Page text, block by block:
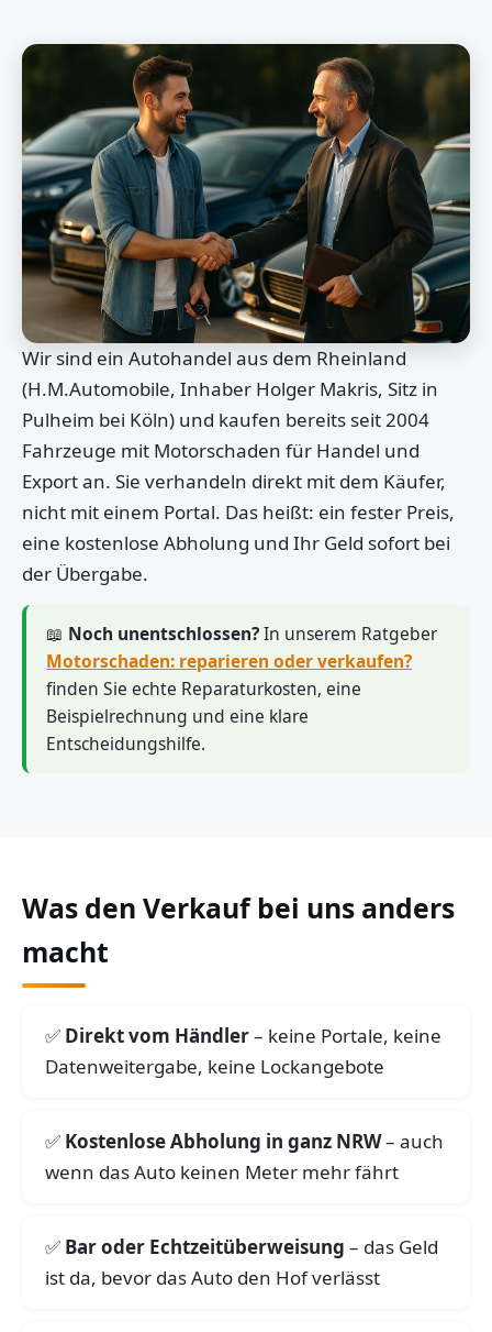
Wir sind ein Autohandel aus dem Rheinland
(H.M.Automobile, Inhaber Holger Makris, Sitz in
Pulheim bei Köln) und kaufen bereits seit 2004
Fahrzeuge mit Motorschaden für Handel und
Export an. Sie verhandeln direkt mit dem Käufer,
nicht mit einem Portal. Das heißt: ein fester Preis,
eine kostenlose Abholung und Ihr Geld sofort bei
der Übergabe.
📖 Noch unentschlossen?In unserem Ratgeber
Motorschaden: reparieren oder verkaufen?
finden Sie echte Reparaturkosten, eine
Beispielrechnung und eine klare
Entscheidungshilfe.
Was den Verkauf bei uns anders
macht
Direkt vom Händler– keine Portale, keine
Datenweitergabe, keine Lockangebote
Kostenlose Abholung in ganz NRW– auch
wenn das Auto keinen Meter mehr fährt
Bar oder Echtzeitüberweisung – das Geld
ist da, bevor das Auto den Hof verlässt